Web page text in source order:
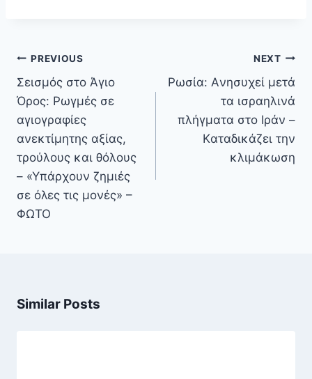
Πλοήγηση
άρθρων
PREVIOUS
Σεισμός στο Άγιο
Όρος: Ρωγμές σε
αγιογραφίες
ανεκτίμητης αξίας,
τρούλους και θόλους
– «Υπάρχουν ζημιές
σε όλες τις μονές» –
ΦΩΤΟ
NEXT
Ρωσία: Aνησυχεί μετά
τα ισραηλινά
πλήγματα στο Ιράν –
Kαταδικάζει την
κλιμάκωση
Similar Posts